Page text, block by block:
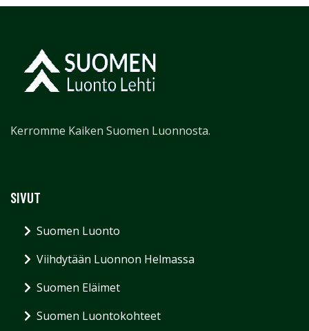
Kerromme Kaiken Suomen Luonnosta.
SIVUT
Suomen Luonto
Viihdytään Luonnon Helmassa
Suomen Eläimet
Suomen Luontokohteet